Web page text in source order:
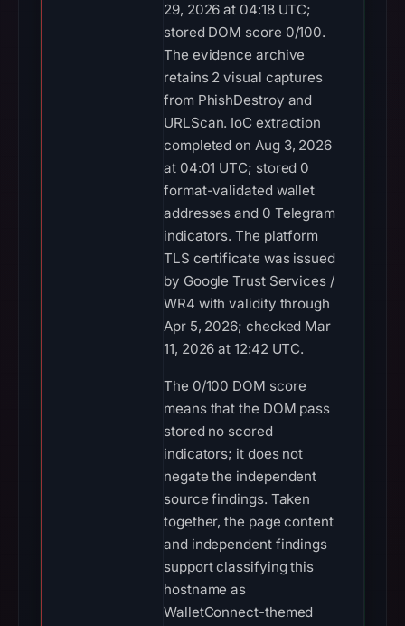
29, 2026 at 04:18 UTC;
stored DOM score 0/100.
The evidence archive
retains 2 visual captures
from PhishDestroy and
URLScan. IoC extraction
completed on Aug 3, 2026
at 04:01 UTC; stored 0
format-validated wallet
addresses and 0 Telegram
indicators. The platform
TLS certificate was issued
by Google Trust Services /
WR4 with validity through
Apr 5, 2026; checked Mar
11, 2026 at 12:42 UTC.
The 0/100 DOM score
means that the DOM pass
stored no scored
indicators; it does not
negate the independent
source findings. Taken
together, the page content
and independent findings
support classifying this
hostname as
WalletConnect-themed